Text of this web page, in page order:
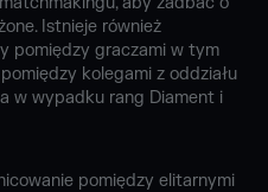
Istnieje również
pomiędzy graczami w tym
kolegami z oddziału
w wypadku rang Diament i
pomiędzy elitarnymi